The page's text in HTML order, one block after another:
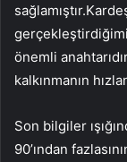
önemli
kalkınmanın
Son bilgiler
90’ından